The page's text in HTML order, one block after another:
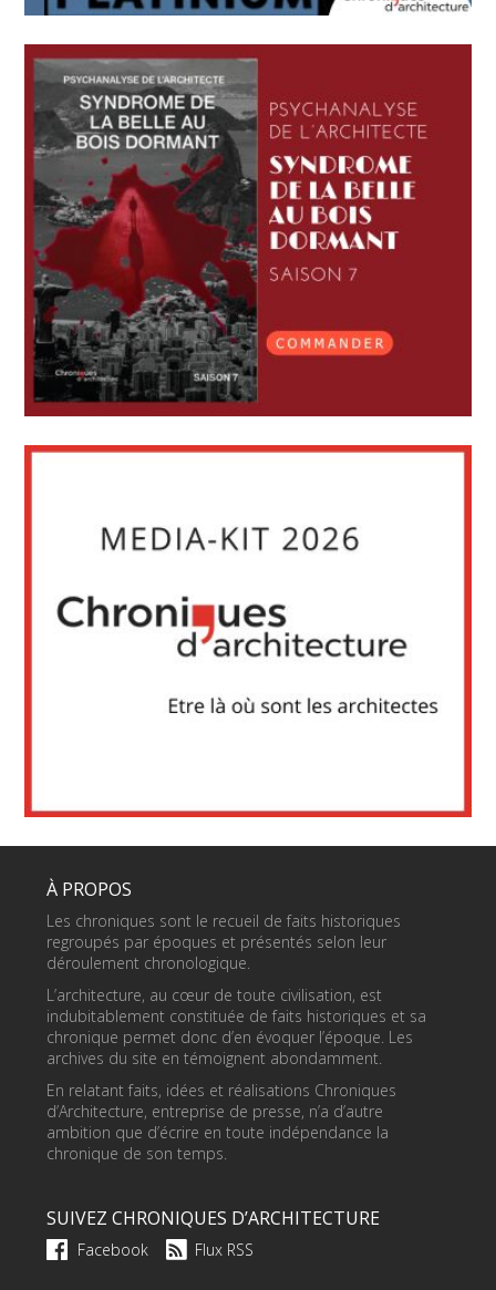
À PROPOS
Les chroniques sont le recueil de faits historiques
regroupés par époques et présentés selon leur
déroulement chronologique.
L’architecture, au cœur de toute civilisation, est
indubitablement constituée de faits historiques et sa
chronique permet donc d’en évoquer l’époque. Les
archives du site en témoignent abondamment.
En relatant faits, idées et réalisations Chroniques
d’Architecture, entreprise de presse, n’a d’autre
ambition que d’écrire en toute indépendance la
chronique de son temps.
SUIVEZ CHRONIQUES D’ARCHITECTURE
Facebook Flux RSS